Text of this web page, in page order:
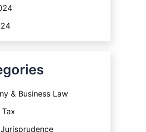
& Business Law